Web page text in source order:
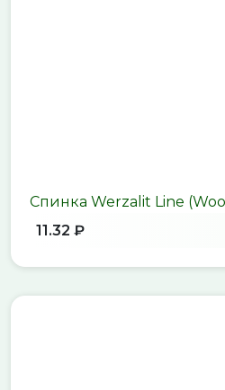
Спинка Werzalit Line
11.32 ₽